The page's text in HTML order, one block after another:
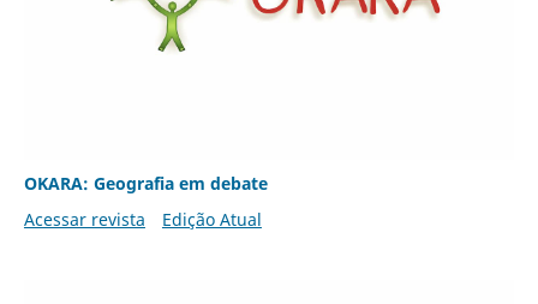
OKARA: Geografia em debate
Acessar revista
Edição Atual